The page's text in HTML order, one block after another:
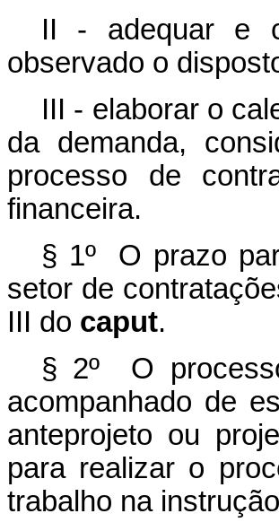
II - adequar e
observado o
III - elaborar o
da demanda,
processo de
financeira.
§ 1º O prazo
setor de
III do caput.
§ 2º O
acompanhado de
anteprojeto ou
para realizar o
trabalho na